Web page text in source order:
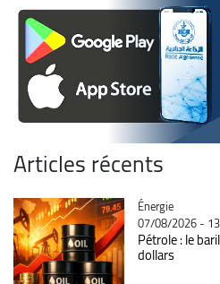
Articles récents
Catégorie
Énergie
07/08/2026 -
Pétrole : le
dollars